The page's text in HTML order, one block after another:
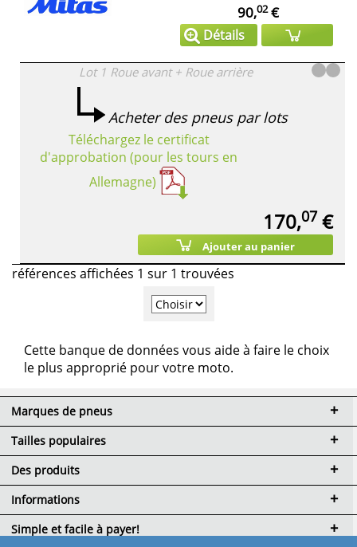
90,02€
Détails
Lot 1 Roue avant + Roue arrière
Acheter des pneus par lots
Téléchargez le certificat
d'approbation (pour les tours en
Allemagne)
170,07 €
Ajouter au panier
références affichées 1 sur 1 trouvées
Cette banque de données vous aide à faire le choix
le plus approprié pour votre moto.
Marques de pneus
Tailles populaires
Des produits
Informations
Simple et facile à payer!